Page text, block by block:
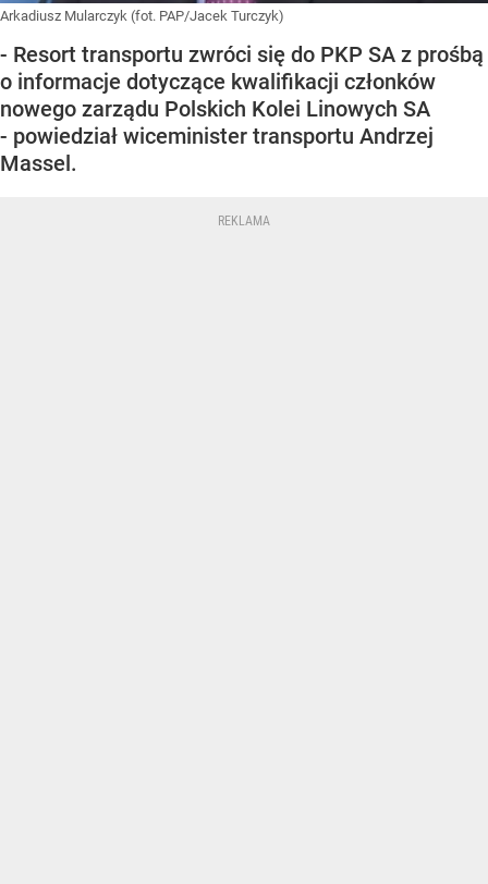
Arkadiusz Mularczyk (fot. PAP/Jacek Turczyk)
- Resort transportu zwróci się do PKP SA z prośbą
o informacje dotyczące kwalifikacji członków
nowego zarządu Polskich Kolei Linowych SA
- powiedział wiceminister transportu Andrzej
Massel.